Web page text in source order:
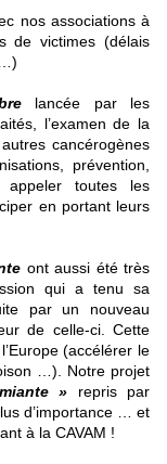
nos associations à
de victimes (délais
lancée par les
l’examen de la
cancérogènes
prévention,
toutes les
en portant leurs
ont aussi été très
qui a tenu sa
par un nouveau
de celle-ci. Cette
(accélérer le
…). Notre projet
» repris par
d’importance … et
à la CAVAM !